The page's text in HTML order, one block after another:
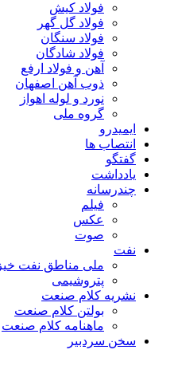
فولاد کیش
فولاد گل گهر
فولاد سنگان
فولاد شادگان
آهن و فولاد ارفع
ذوب آهن اصفهان
نورد و لوله اهواز
گروه ملی
ایمیدرو
انتصاب ها
گفتگو
یادداشت
چندرسانه
فیلم
عکس
صوت
نفت
ملی مناطق نفت خیز
پتروشیمی
نشریه کلام صنعت
بولتن کلام صنعت
ماهنامه کلام صنعت
سخن سردبیر